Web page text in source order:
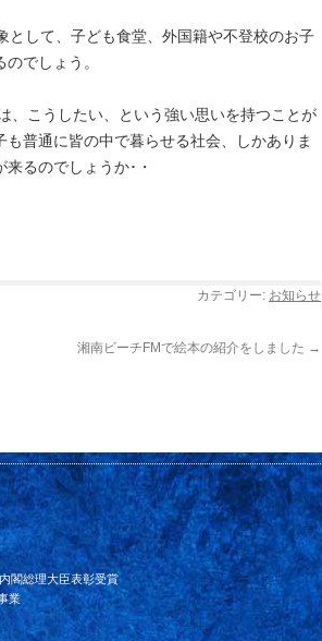
として、子ども食堂、外国籍や不登校のお子
でしょう。
、こうしたい、という強い思いを持つことが
普通に皆の中で暮らせる社会、しかありま
るのでしょうか･・
カテゴリー: お知らせ
湘南ビーチFMで絵本の紹介をしました →
閣総理大臣表彰受賞
業